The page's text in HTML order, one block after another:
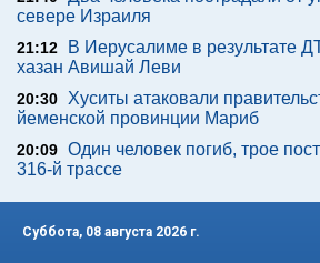
севере Израиля
21:12
В Иерусалиме в результате
хазан Авишай Леви
20:30
Хуситы атаковали
йеменской провинции Мариб
20:09 Один человек погиб, трое
316-й трассе
Суббота, 08 августа 2026 г.